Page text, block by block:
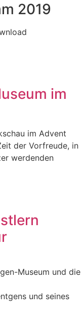
2019
im
im Advent
der Vorfreude, in
werdenden
Museum und die
und seines